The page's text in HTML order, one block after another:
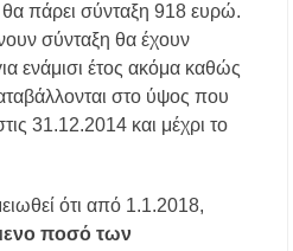
πάρει σύνταξη 918 ευρώ.
σύνταξη θα έχουν
ενάμισι έτος ακόμα καθώς
στο ύψος που
31.12.2014 και μέχρι το
ότι από 1.1.2018,
ποσό των